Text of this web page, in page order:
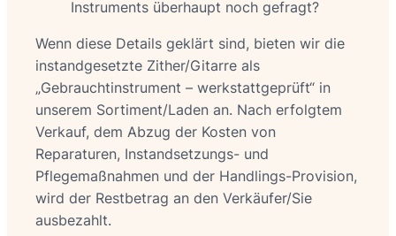
Instruments überhaupt noch gefragt?
Wenn diese Details geklärt sind, bieten wir die
instandgesetzte Zither/Gitarre als
„Gebrauchtinstrument – werkstattgeprüft“ in
unserem Sortiment/Laden an. Nach erfolgtem
Verkauf, dem Abzug der Kosten von
Reparaturen, Instandsetzungs- und
Pflegemaßnahmen und der Handlings-Provision,
wird der Restbetrag an den Verkäufer/Sie
ausbezahlt.